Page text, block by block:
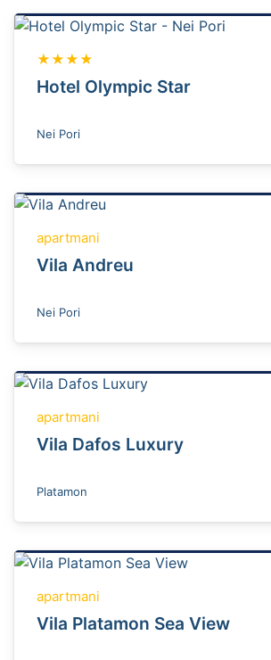
★★★★
Hotel Olympic Star
Nei Pori
apartmani
Vila Andreu
Nei Pori
apartmani
Vila Dafos Luxury
Platamon
apartmani
Vila Platamon Sea View